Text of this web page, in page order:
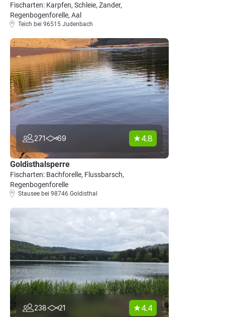
Fischarten: Karpfen, Schleie, Zander,
Regenbogenforelle, Aal
Teich bei 96515 Judenbach
271 69 4.8
Goldisthalsperre
Fischarten: Bachforelle, Flussbarsch,
Regenbogenforelle
Stausee bei 98746 Goldisthal
238 21 4.4